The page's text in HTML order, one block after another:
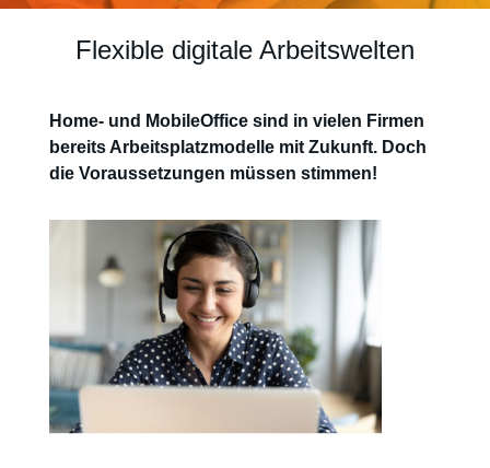
Flexible digitale Arbeitswelten
Home- und MobileOffice sind in vielen Firmen
bereits Arbeitsplatzmodelle mit Zukunft. Doch
die Voraussetzungen müssen stimmen!